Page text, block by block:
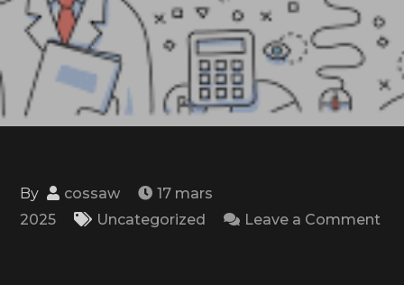
By cossaw
17 mars
2025
Uncategorized
Leave a Comment